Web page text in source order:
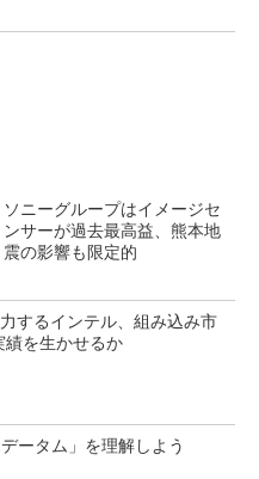
ソニーグループはイメージセ
ンサーが過去最高益、熊本地
震の影響も限定的
するインテル、組み込み市
を生かせるか
ータム」を理解しよう